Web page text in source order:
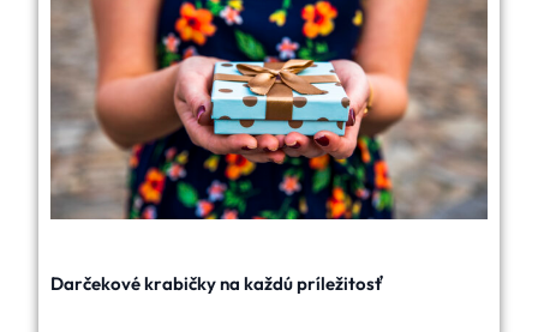
Darčekové krabičky na každú príležitosť